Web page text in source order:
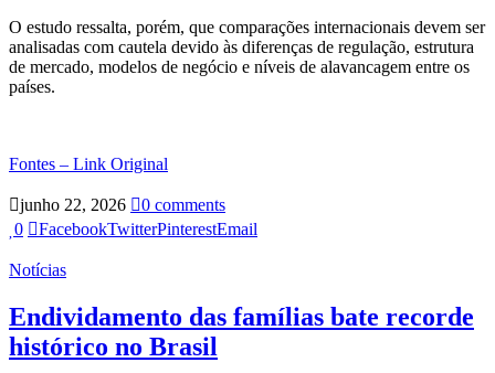
O estudo ressalta, porém, que comparações internacionais devem ser
analisadas com cautela devido às diferenças de regulação, estrutura
de mercado, modelos de negócio e níveis de alavancagem entre os
países.
Fontes – Link Original
junho 22, 2026
0 comments
0
FacebookTwitterPinterestEmail
Notícias
Endividamento das famílias bate recorde
histórico no Brasil